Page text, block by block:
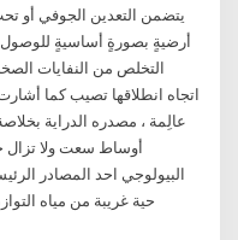
أرضيةٍ بصورةٍ أساسيةٍ
التخلص من النفايات
اتجاه انطلاقها تصيب كما
عالِمة ، مصدره الدراية
أوساط سعت ولا تزال
البيولوجي احد المصادر
حية غريبة من مياه